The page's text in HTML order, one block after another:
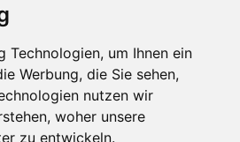
Technologien, um Ihnen ein
Werbung, die Sie sehen,
nutzen wir
woher unsere
zu entwickeln.